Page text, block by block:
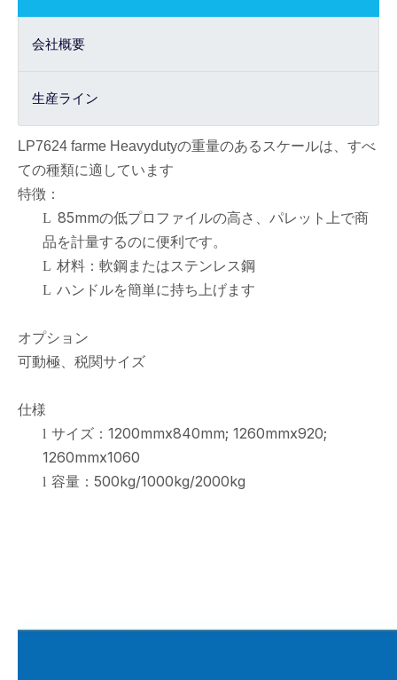
会社概要
生産ライン
LP7624 farme Heavydutyの重量のあるスケールは、すべ
ての種類に適しています
特徴：
L 85mmの低プロファイルの高さ、パレット上で商
品を計量するのに便利です。
L 材料：軟鋼またはステンレス鋼
L ハンドルを簡単に持ち上げます
オプション
可動極、税関サイズ
仕様
l サイズ：1200mmx840mm; 1260mmx920;
1260mmx1060
l 容量：500kg/1000kg/2000kg